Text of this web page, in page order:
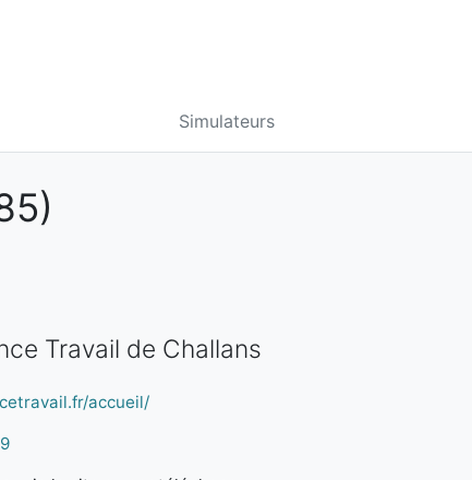
Simulateurs
Travail de Challans
accueil/